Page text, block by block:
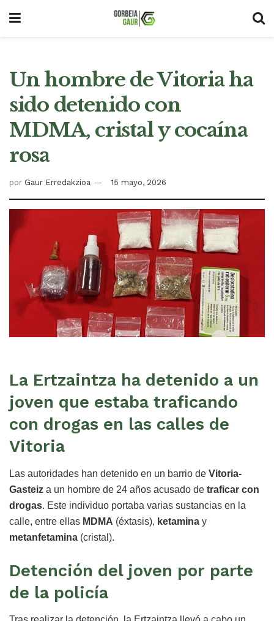
Un hombre de Vitoria ha
sido detenido con
MDMA, cristal y cocaína
rosa
por Gaur Erredakzioa 15 mayo, 2026
La Ertzaintza ha detenido a un
joven que estaba traficando
con drogas en las calles de
Vitoria
Las autoridades han detenido en un barrio de Vitoria-
Gasteiz a un hombre de 24 años acusado de traficar con
drogas. Este individuo portaba varias sustancias en la
calle, entre ellas MDMA (éxtasis), ketamina y
metanfetamina (cristal).
Detención del joven por parte
de la policía